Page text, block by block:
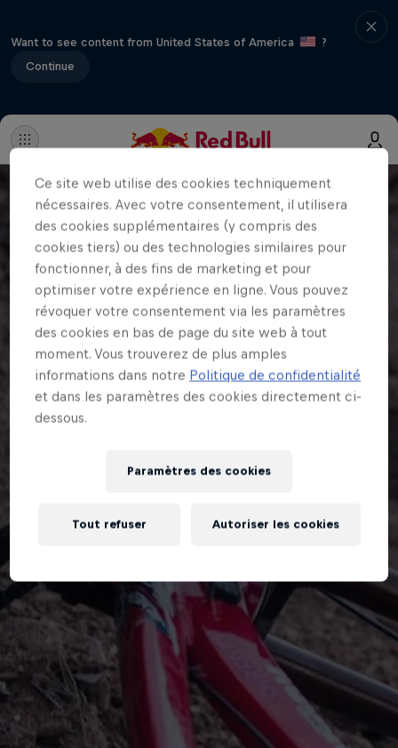
Want to see content from United States of America
?
Continue
Ce site web utilise des cookies techniquement
nécessaires. Avec votre consentement, il utilisera
des cookies supplémentaires (y compris des
cookies tiers) ou des technologies similaires pour
fonctionner, à des fins de marketing et pour
optimiser votre expérience en ligne. Vous pouvez
révoquer votre consentement via les paramètres
des cookies en bas de page du site web à tout
moment. Vous trouverez de plus amples
informations dans notre Politique de confidentialité
et dans les paramètres des cookies directement ci-
dessous.
Paramètres des cookies
Tout refuser Autoriser les cookies